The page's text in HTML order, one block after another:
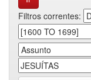
Filtros correntes: